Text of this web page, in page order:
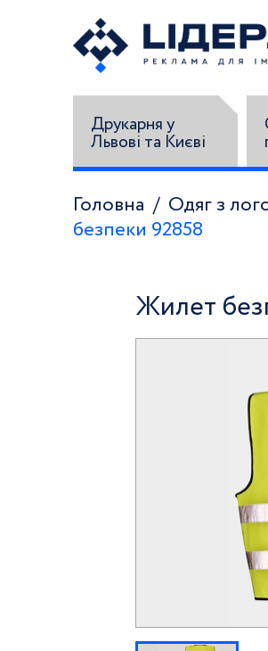
Друкарня у
Львові та Києві
Головна Одяг з
безпеки 92858
Жилет